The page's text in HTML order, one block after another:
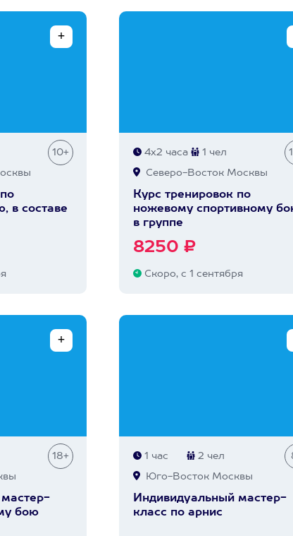
10+
в составе
4х2 часа 1 чел
Северо-Восток Москвы
Курс тренировок по
ножевому спортивному
в группе
8250 ₽
Скоро, с 1 сентября
18+
бою
1 час 2 чел
Юго-Восток Москвы
Индивидуальный мастер-
класс по арнис